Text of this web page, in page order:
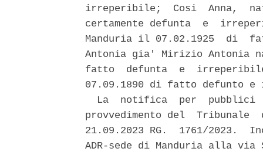
irreperibile;  Cosi  Anna,
certamente defunta  e
Manduria il 07.02.1925  di
Antonia gia' Mirizio Antonia
fatto  defunta  e
07.09.1890 di fatto defunto
La  notifica  per  pubblici
provvedimento del
21.09.2023 RG.  1761/2023.
ADR-sede di Manduria alla